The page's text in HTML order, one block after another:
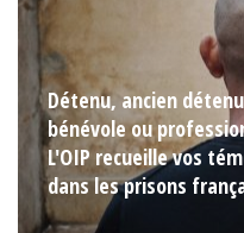
Détenu, ancien
bénévole ou
L'OIP recueille vos
dans les prisons